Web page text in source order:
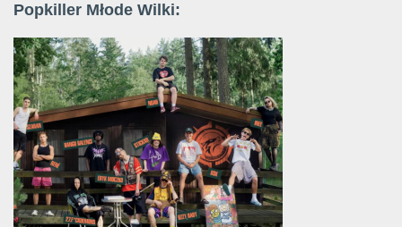
Popkiller Młode Wilki: